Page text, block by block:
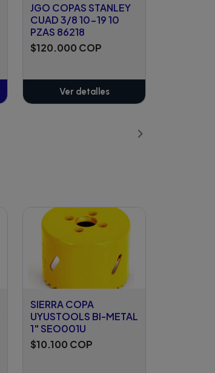
JGO COPAS STANLEY
CUAD 3/8 10-19 10
PZAS 86218
$120.000 COP
Ver detalles
SIERRA COPA
UYUSTOOLS BI-METAL
1" SEO001U
$10.100 COP